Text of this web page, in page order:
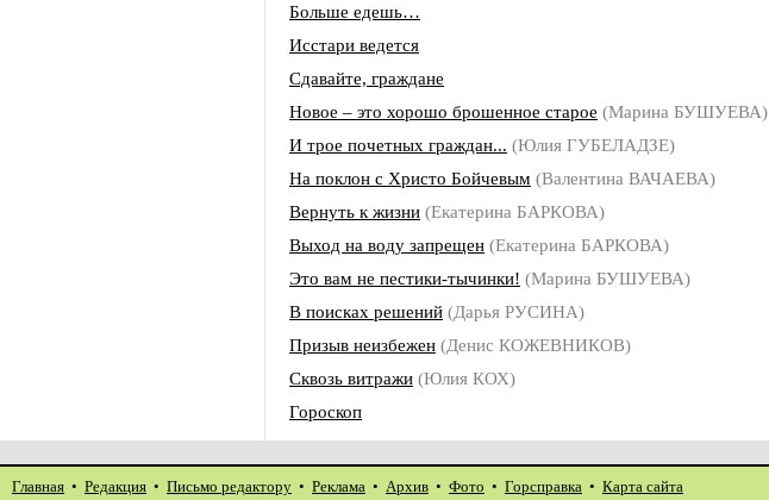
Больше едешь…
Исстари ведется
Сдавайте, граждане
Новое – это хорошо брошенное старое (Марина БУШУЕВА)
И трое почетных граждан... (Юлия ГУБЕЛАДЗЕ)
На поклон с Христо Бойчевым (Валентина ВАЧАЕВА)
Вернуть к жизни (Екатерина БАРКОВА)
Выход на воду запрещен (Екатерина БАРКОВА)
Это вам не пестики-тычинки! (Марина БУШУЕВА)
В поисках решений (Дарья РУСИНА)
Призыв неизбежен (Денис КОЖЕВНИКОВ)
Сквозь витражи (Юлия КОХ)
Гороскоп
Главная • Редакция • Письмо редактору • Реклама • Архив • Фото • Горсправка • Карта сайта